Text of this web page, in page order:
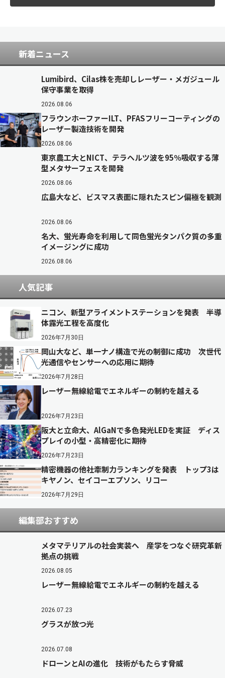
新着ニュース
Lumibird、Cilas株を売却しレーザー・メガジュール
保守事業を取得
2026.08.06
フラウンホーファーILT、PFASフリーコーティングの
レーザー製造技術を開発
2026.08.06
東京農工大とNICT、テラヘルツ波を95％吸収する薄
型メタサーフェスを開発
2026.08.06
広島大など、ビスマス表面に隠れたスピン偏極を観測
2026.08.06
名大、蛍光寿命を利用して同色蛍光タンパク質の多重
イメージングに成功
2026.08.06
人気記事
ニコン、新型アライメントステーションを発表 半導
体露光工程を高度化
2026年7月30日
岡山大など、単一ナノ構造で光の制御に成功 次世代
光通信やセンサーへの応用に期待
2026年7月28日
レーザー無線給電でエネルギーの制約を越える
2026年7月23日
阪大と立命大、AlGaNで多色発光LEDを実証 ディス
プレイの小型・高精密化に期待
2026年7月23日
精密機器の他社牽制力ランキングを発表 トップ3は
キヤノン、セイコーエプソン、リコー
2026年7月29日
編集部おすすめ
メタマテリアルの社会実装へ 産学をつなぐ研究革新
拠点の挑戦
2026.08.05
レーザー無線給電でエネルギーの制約を越える
2026.07.23
グラスが放つ光
2026.07.08
ドローンとAIの進化 技術がもたらす脅威